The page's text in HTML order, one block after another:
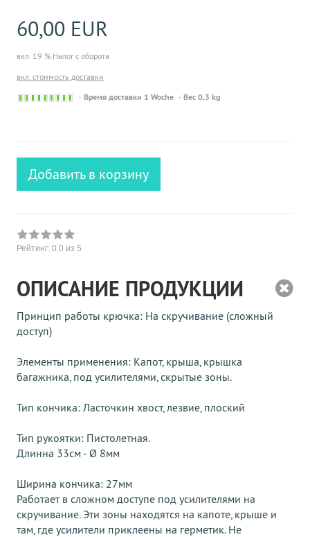
60,00 EUR
вкл. 19 % Налог с оборота
вкл. стоимость доставки
Sofort
Время доставки 1 Woche Вес 0,3 kg
Добавить в корзину
Рейтинг: 0.0 из 5
ОПИСАНИЕ ПРОДУКЦИИ
Принцип работы крючка: На скручивание (сложный
доступ)
Элементы применения: Капот, крыша, крышка
багажника, под усилителями, скрытые зоны.
Тип кончика: Ласточкин хвост, лезвие, плоский
Тип рукоятки: Пистолетная.
Длинна 33см - Ø 8мм
Ширина кончика: 27мм
Работает в сложном доступе под усилителями на
скручивание. Эти зоны находятся на капоте, крыше и
там, где усилители приклеены на герметик. Не